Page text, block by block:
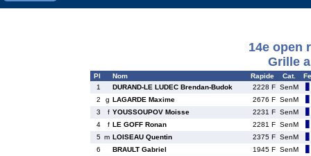
14e open
Grille
Pl Nom Rapide Cat.
1
DURAND-LE LUDEC Brendan-Budok 2228 F SenM
2
g LAGARDE Maxime 2676 F SenM
3
f YOUSSOUPOV Moisse 2231 F SenM
4
f LE GOFF Ronan 2281 F SenM
5 m LOISEAU Quentin 2375 F SenM
6
BRAULT Gabriel 1945 F SenM